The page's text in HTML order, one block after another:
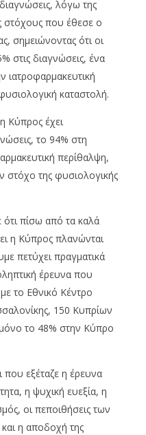
λόγω της
στόχους που έθεσε ο
σημειώνοντας ότι οι
στις διαγνώσεις, ένα
ιατροφαρμακευτική
καταστολή.
Κύπρος έχει
το 94% στη
περίθαλψη,
στόχο της φυσιολογικής
πίσω από τα καλά
η Κύπρος πλανώνται
πετύχει πραγματικά
έρευνα που
το Εθνικό Κέντρο
150 Κυπρίων
μόνο το 48% στην Κύπρο
εξέταζε η έρευνα
η ψυχική ευεξία, η
οι πεποιθήσεις των
η αποδοχή της